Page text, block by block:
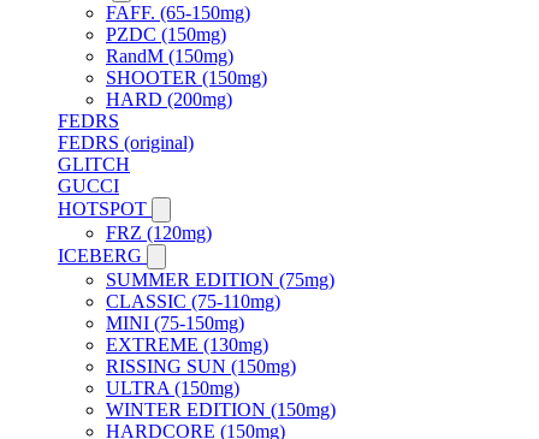
FAFF. (65-150mg)
PZDC (150mg)
RandM (150mg)
SHOOTER (150mg)
HARD (200mg)
FEDRS
FEDRS (original)
GLITCH
GUCCI
HOTSPOT
FRZ (120mg)
ICEBERG
SUMMER EDITION (75mg)
CLASSIC (75-110mg)
MINI (75-150mg)
EXTREME (130mg)
RISSING SUN (150mg)
ULTRA (150mg)
WINTER EDITION (150mg)
HARDCORE (150mg)